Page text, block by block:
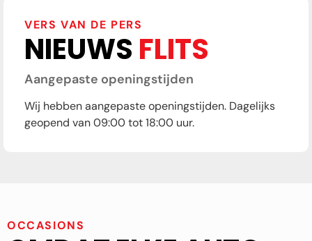
VERS VAN DE PERS
NIEUWS FLITS
Aangepaste openingstijden
Wij hebben aangepaste openingstijden. Dagelijks
geopend van 09:00 tot 18:00 uur.
OCCASIONS